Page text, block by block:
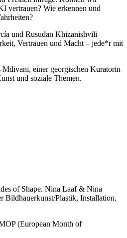
vertrauen? Wie erkennen und
und Rusudan Khizanishvili
Vertrauen und Macht – jede*r mit
einer georgischen Kuratorin
und soziale Themen.
of Shape. Nina Laaf & Nina
Bildhauerkunst/Plastik, Installation,
(European Month of